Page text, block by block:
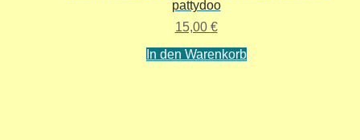
pattydoo
15,00 €
In den Warenkorb